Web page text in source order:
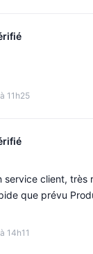
11h25
14h11
service client, très
que prévu